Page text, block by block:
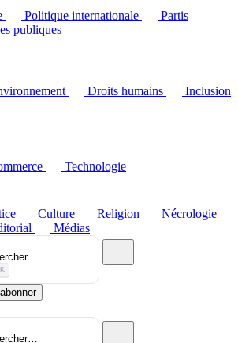
Politique internationale
Partis
publiques
Droits humains
Inclusion
Technologie
Culture Religion
Nécrologie
Médias
K